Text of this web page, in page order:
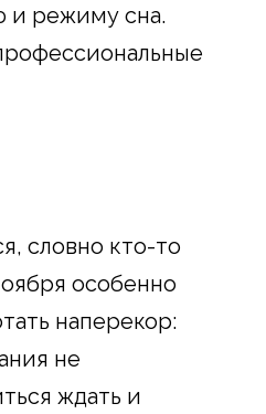
и режиму сна.
словно кто-то
особенно
наперекор:
не
ждать и